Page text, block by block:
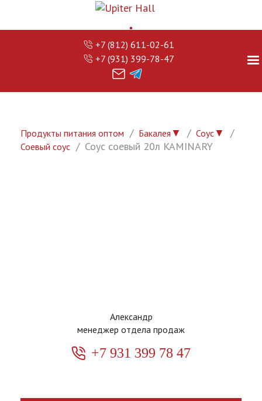
+7 (812) 611-02-61
+7 (931) 399-78-47
Продукты питания оптом Бакалея ▼ Соус▼
Соевый соус Соус соевый 20л KAMINARY
Александр
менеджер отдела продаж
+7 931 399 78 47